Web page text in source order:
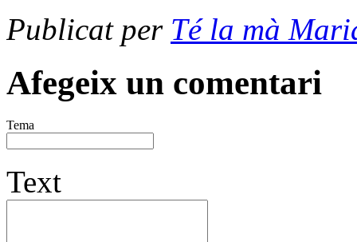
Publicat per Té la mà
Afegeix un comentari
Tema
Text